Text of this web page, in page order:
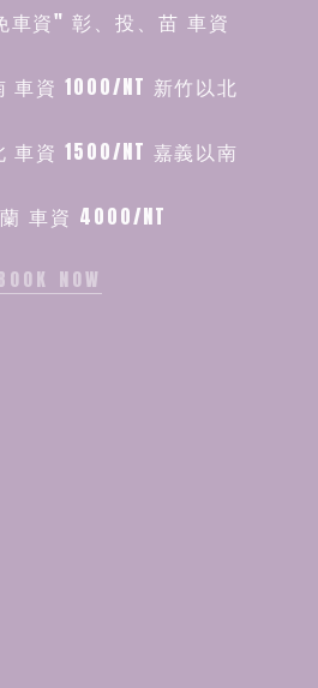
車資" 彰、投、苗 車資
車資 1000/NT 新竹以北
車資 1500/NT 嘉義以南
車資 4000/NT
NOW